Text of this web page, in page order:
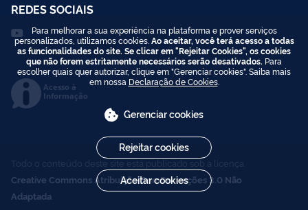
REDES SOCIAIS
Acesso à
Informação
Todo o conteúdo deste site está publicado sob a licença
Creative Commons Atribuição-SemDerivações 3.0 Não
Adaptada
Para melhorar a sua experiência na plataforma e prover serviços
personalizados, utilizamos cookies. Ao aceitar, você terá acesso a todas
as funcionalidades do site. Se clicar em "Rejeitar Cookies", os cookies
que não forem estritamente necessários serão desativados. Para
escolher quais quer autorizar, clique em "Gerenciar cookies". Saiba mais
em nossa Declaração de Cookies.
Gerenciar cookies
Rejeitar cookies
Aceitar cookies